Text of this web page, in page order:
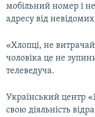
мобільний номер і
адресу від
«Хлопці, не
чоловіка це не
телеведуча.
Український центр
свою діяльність